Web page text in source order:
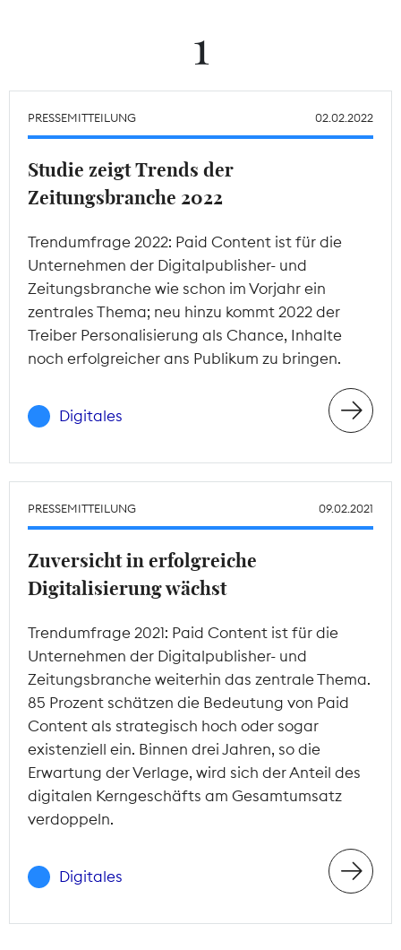
Mitgliederbereich
1
PRESSEMITTEILUNG 02.02.2022
Studie zeigt Trends der
Zeitungsbranche 2022
Trendumfrage 2022: Paid Content ist für die
Unternehmen der Digitalpublisher- und
Zeitungsbranche wie schon im Vorjahr ein
zentrales Thema; neu hinzu kommt 2022 der
Treiber Personalisierung als Chance, Inhalte
noch erfolgreicher ans Publikum zu bringen.
Digitales
PRESSEMITTEILUNG 09.02.2021
Zuversicht in erfolgreiche
Digitalisierung wächst
Trendumfrage 2021: Paid Content ist für die
Unternehmen der Digitalpublisher- und
Zeitungsbranche weiterhin das zentrale Thema.
85 Prozent schätzen die Bedeutung von Paid
Content als strategisch hoch oder sogar
existenziell ein. Binnen drei Jahren, so die
Erwartung der Verlage, wird sich der Anteil des
digitalen Kerngeschäfts am Gesamtumsatz
verdoppeln.
Digitales